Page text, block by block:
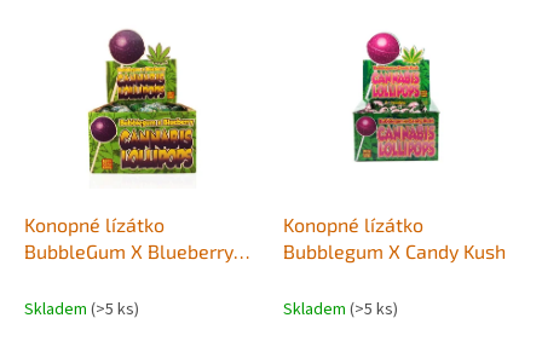
Konopné lízátko
BubbleGum X Blueberry
Skladem (>5 ks)
Konopné lízátko
Bubblegum X Candy Kush
Skladem (>5 ks)